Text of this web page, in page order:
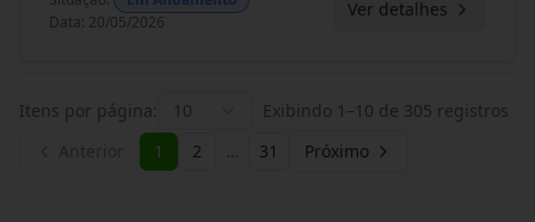
Data: 20/05/2026
Ver detalhes
Itens por página: 10 Exibindo 1 –10 de 305 registros
1 2 … 31 Próximo